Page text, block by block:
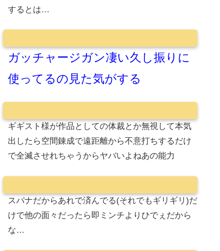
するとは…
ガッチャージガン凄い久し振りに
使ってるの見た気がする
ギギスト様が作品としての体裁とか無視して本気
出したら空間錬成で遠距離から不意打ちするだけ
で全滅させれちゃうからヤバいよねあの能力
スパナだからあれで済んでる(それでもギリギリ)だ
けで他の面々だったら即ミンチよりひでぇだから
な…